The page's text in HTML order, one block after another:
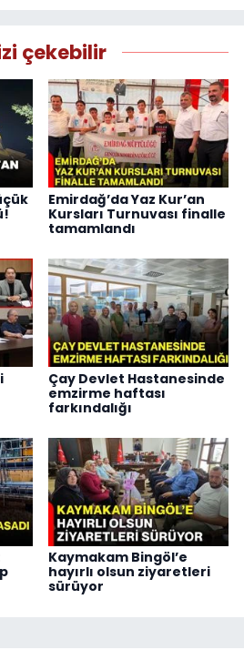
çekebilir
Emirdağ’da Yaz Kur’an
Kursları Turnuvası finalle
tamamlandı
Çay Devlet Hastanesinde
emzirme haftası
farkındalığı
Kaymakam Bingöl’e
hayırlı olsun ziyaretleri
sürüyor